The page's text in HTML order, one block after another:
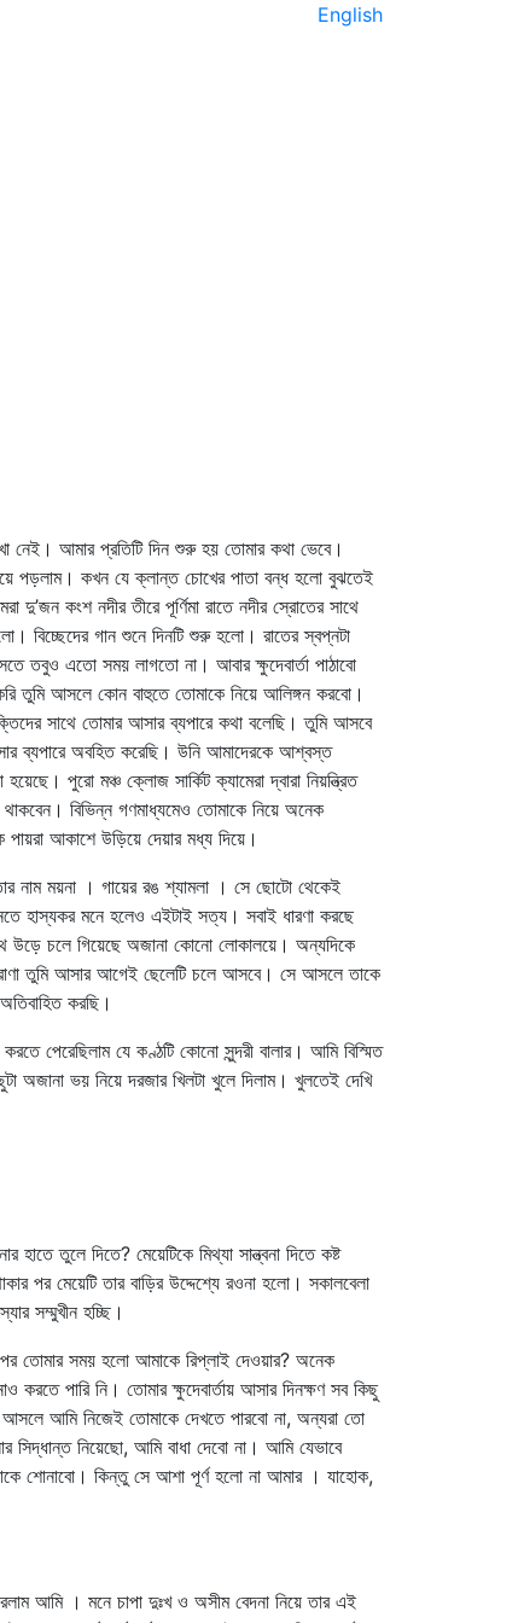
English
নেই। আমার প্রতিটি দিন শুরু হয় তোমার কথা ভেবে।
পড়লাম। কখন যে ক্লান্ত চোখের পাতা বন্ধ হলো বুঝতেই
কংশ নদীর তীরে পূর্ণিমা রাতে নদীর স্রোতের সাথে
বিচ্ছেদের গান শুনে দিনটি শুরু হলো। রাতের স্বপ্নটা
তবুও এতো সময় লাগতো না। আবার ক্ষুদেবার্তা পাঠাবো
তুমি আসলে কোন বাহুতে তোমাকে নিয়ে আলিঙ্গন করবো।
সাথে তোমার আসার ব্যপারে কথা বলেছি। তুমি আসবে
ব্যপারে অবহিত করেছি। উনি আমাদেরকে আশ্বস্ত
পুরো মঞ্চ ক্লোজ সার্কিট ক্যামেরা দ্বারা নিয়ন্ত্রিত
বিভিন্ন গণমাধ্যমেও তোমাকে নিয়ে অনেক
আকাশে উড়িয়ে দেয়ার মধ্য দিয়ে।
নাম ময়না । গায়ের রঙ শ্যামলা । সে ছোটো থেকেই
হাস্যকর মনে হলেও এইটাই সত্য। সবাই ধারণা করছে
উড়ে চলে গিয়েছে অজানা কোনো লোকালয়ে। অন্যদিকে
তুমি আসার আগেই ছেলেটি চলে আসবে। সে আসলে তাকে
করছি।
পেরেছিলাম যে কণ্ঠটি কোনো সুন্দরী বালার। আমি বিস্মিত
ভয় নিয়ে দরজার খিলটা খুলে দিলাম। খুলতেই দেখি
তুলে দিতে? মেয়েটিকে মিথ্যা সান্ত্বনা দিতে কষ্ট
পর মেয়েটি তার বাড়ির উদ্দেশ্যে রওনা হলো। সকালবেলা
সম্মুখীন হচ্ছি।
পর তোমার সময় হলো আমাকে রিপ্লাই দেওয়ার? অনেক
পারি নি। তোমার ক্ষুদেবার্তায় আসার দিনক্ষণ সব কিছু
আসলে আমি নিজেই তোমাকে দেখতে পারবো না, অন্যরা তো
নিয়েছো, আমি বাধা দেবো না। আমি যেভাবে
শোনাবো। কিন্তু সে আশা পূর্ণ হলো না আমার । যাহোক,
আমি । মনে চাপা দুঃখ ও অসীম বেদনা নিয়ে তার এই